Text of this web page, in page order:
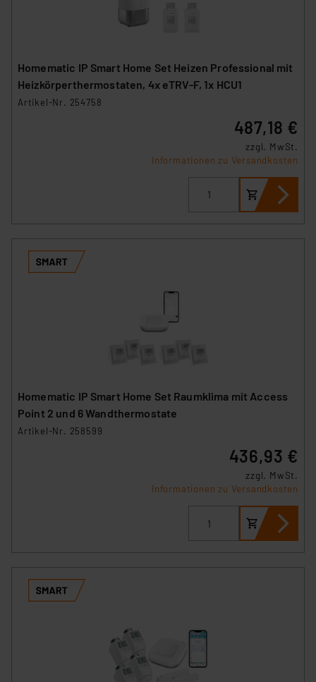
und zu der jeweiligen Datenübermittlung erhalten Sie in
dass die USA als Land mit unzureichendem
Datenschutz nach EU-Standards eingestuft wird. So
besteht etwa das Risiko, dass US-Behörden
Überwachungsprogrammen verarbeiten, ohne dass
hiergegen Klagemöglichkeiten für Europäer bestehen.
Unsere Kooperation mit diesen Dienstleistern stützt
sich auf die Standarddatenschutzklauseln der
Europäischen Kommission sowie einer eigenen
verbundenen Risiken.“
Datenschutzerklärung
Homematic IP Smart Home Set Heizen Professional mit
Heizkörperthermostaten, 4x eTRV-F, 1x HCU1
Artikel-Nr. 254758
487,18 €
zzgl. MwSt.
Informationen zu Versandkosten
Homematic IP Smart Home Set Raumklima mit Access
Point 2 und 6 Wandthermostate
Artikel-Nr. 258599
436,93 €
zzgl. MwSt.
Informationen zu Versandkosten